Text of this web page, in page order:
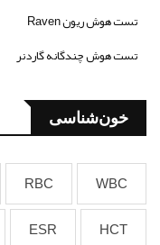
تست هوش ریون Raven
تست هوش چندگانه گاردنر
خون‌شناسی
WBC
RBC
HCT
ESR